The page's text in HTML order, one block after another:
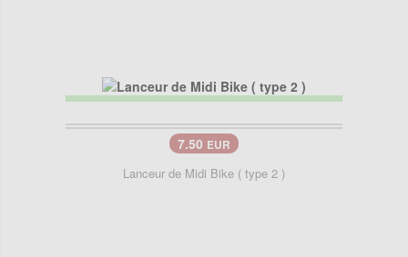
7.50 EUR
Lanceur de Midi Bike ( type 2 )